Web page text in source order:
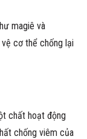
magiê và
cơ thể chống lại
chất hoạt động
chống viêm của